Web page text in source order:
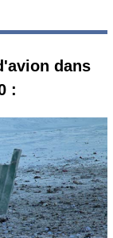
dans
: